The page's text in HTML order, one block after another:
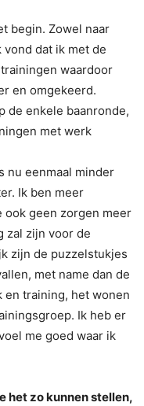
begin. Zowel naar
dat ik met de
waardoor
en omgekeerd.
de enkele baanronde,
met werk
nu eenmaal minder
Ik ben meer
ook geen zorgen meer
zal zijn voor de
zijn de puzzelstukjes
met name dan de
en training, het wonen
Ik heb er
me goed waar ik
het zo kunnen stellen,